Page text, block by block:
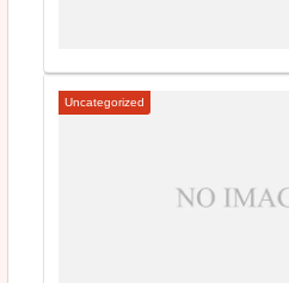
Uncategorized